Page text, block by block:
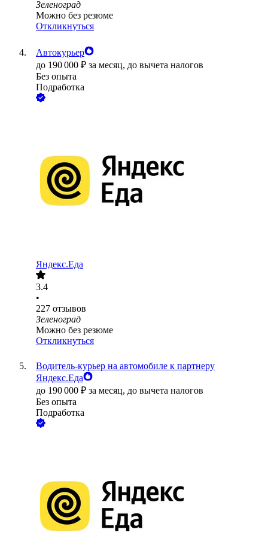
Зеленоград
Можно без резюме
Откликнуться
Автокурьер
до 190 000 ₽ за месяц, до вычета налогов
Без опыта
Подработка
Яндекс.Еда
3.4
•
227 отзывов
Зеленоград
Можно без резюме
Откликнуться
Водитель-курьер на автомобиле к партнеру
Яндекс.Еда
до 190 000 ₽ за месяц, до вычета налогов
Без опыта
Подработка